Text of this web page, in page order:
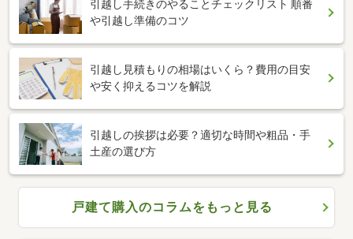
引越し手続きのやることチェックリスト 順番
や引越し準備のコツ
引越し見積もりの相場はいくら？費用の目安
や安く抑えるコツを解説
引越しの挨拶は必要？適切な時間や粗品・手
土産の選び方
戸建て購入のコラムをもっと見る